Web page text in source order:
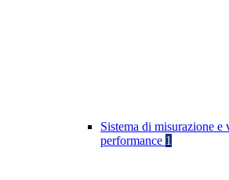
Sistema di misurazione e
performance 1